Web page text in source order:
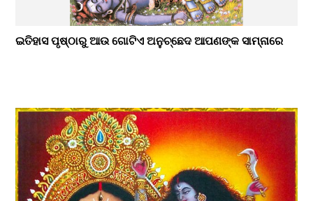
ଇତିହାସ ପୃଷ୍ଠାରୁ ଆଉ ଗୋଟିଏ ଅନୁଚ୍ଛେଦ ଆପଣଙ୍କ ସାମ୍ନାରେ